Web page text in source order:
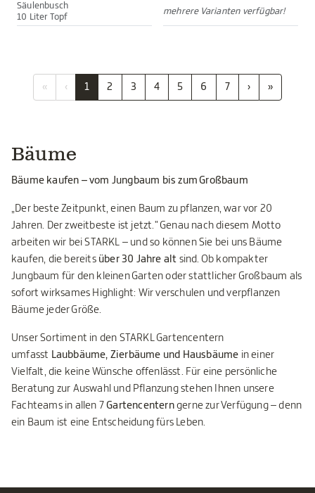
Säulenbusch
10 Liter Topf
mehrere Varianten verfügbar!
« ‹ 1 2 3 4 5 6 7 › »
Bäume
Bäume kaufen – vom Jungbaum bis zum Großbaum
„Der beste Zeitpunkt, einen Baum zu pflanzen, war vor 20
Jahren. Der zweitbeste ist jetzt." Genau nach diesem Motto
arbeiten wir bei STARKL – und so können Sie bei uns Bäume
kaufen, die bereits über 30 Jahre alt sind. Ob kompakter
Jungbaum für den kleinen Garten oder stattlicher Großbaum als
sofort wirksames Highlight: Wir verschulen und verpflanzen
Bäume jeder Größe.
Unser Sortiment in den STARKL Gartencentern
umfasst Laubbäume, Zierbäume und Hausbäume in einer
Vielfalt, die keine Wünsche offenlässt. Für eine persönliche
Beratung zur Auswahl und Pflanzung stehen Ihnen unsere
Fachteams in allen 7Gartencenterngerne zur Verfügung – denn
ein Baum ist eine Entscheidung fürs Leben.